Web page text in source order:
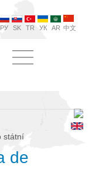
РУ SK TR УК AR 中文
státní
de